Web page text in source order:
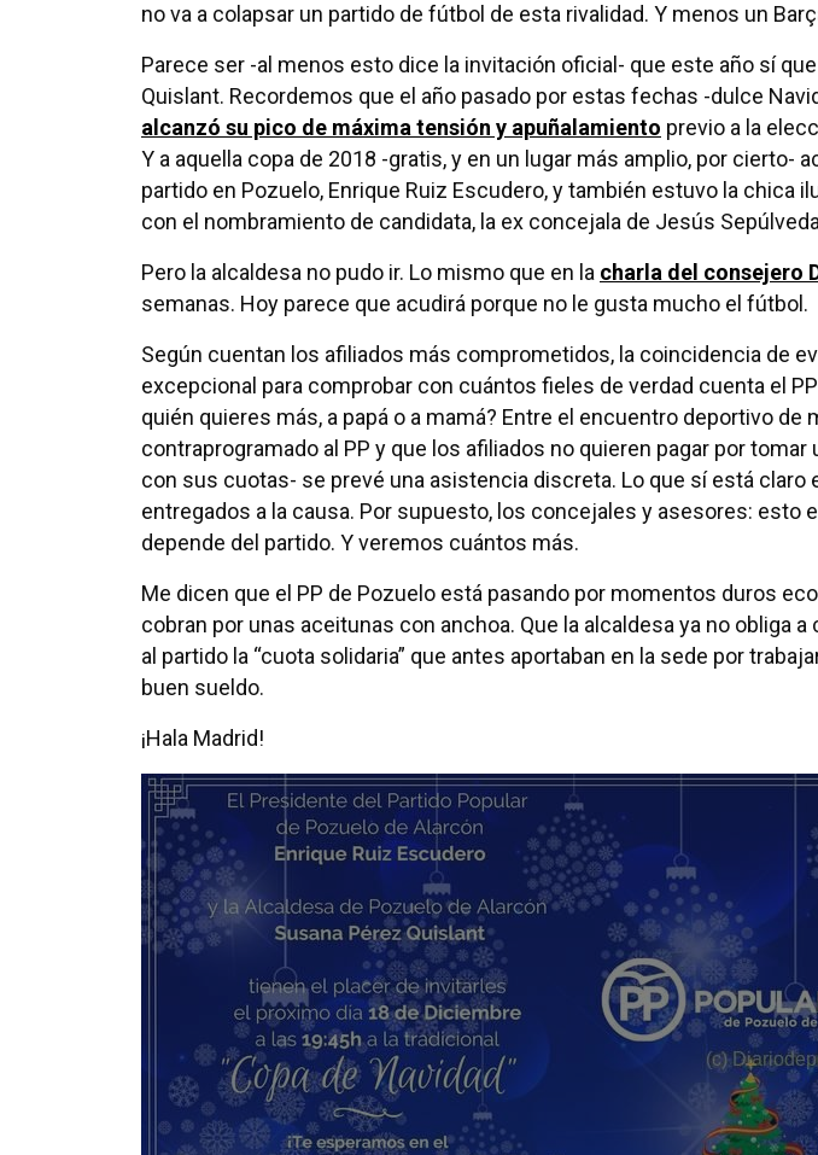
no va a colapsar un partido de fútbol de esta rivalidad. Y menos un
Parece ser -al menos esto dice la invitación oficial- que este año sí
Quislant. Recordemos que el año pasado por estas fechas -dulce
alcanzó su pico de máxima tensión y apuñalamiento previo a la
Y a aquella copa de 2018 -gratis, y en un lugar más amplio, por cierto-
partido en Pozuelo, Enrique Ruiz Escudero, y también estuvo la chica
con el nombramiento de candidata, la ex concejala de Jesús
Pero la alcaldesa no pudo ir. Lo mismo que en la charla del consejero
semanas. Hoy parece que acudirá porque no le gusta mucho el fútbol.
Según cuentan los afiliados más comprometidos, la coincidencia de
excepcional para comprobar con cuántos fieles de verdad cuenta el
quién quieres más, a papá o a mamá? Entre el encuentro deportivo de
contraprogramado al PP y que los afiliados no quieren pagar por tomar
con sus cuotas- se prevé una asistencia discreta. Lo que sí está claro
entregados a la causa. Por supuesto, los concejales y asesores: esto
depende del partido. Y veremos cuántos más.
Me dicen que el PP de Pozuelo está pasando por momentos duros
cobran por unas aceitunas con anchoa. Que la alcaldesa ya no obliga
al partido la “cuota solidaria” que antes aportaban en la sede por
buen sueldo.
¡Hala Madrid!